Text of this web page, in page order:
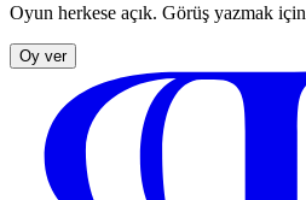
Oyun herkese açık. Görüş yazmak için
Oy ver